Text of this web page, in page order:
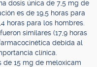
dosis única de 7,5 mg de
es de 19,5 horas para
horas para los hombres.
similares (17,9 horas
debida al
clínica.
de 15 mg de meloxicam